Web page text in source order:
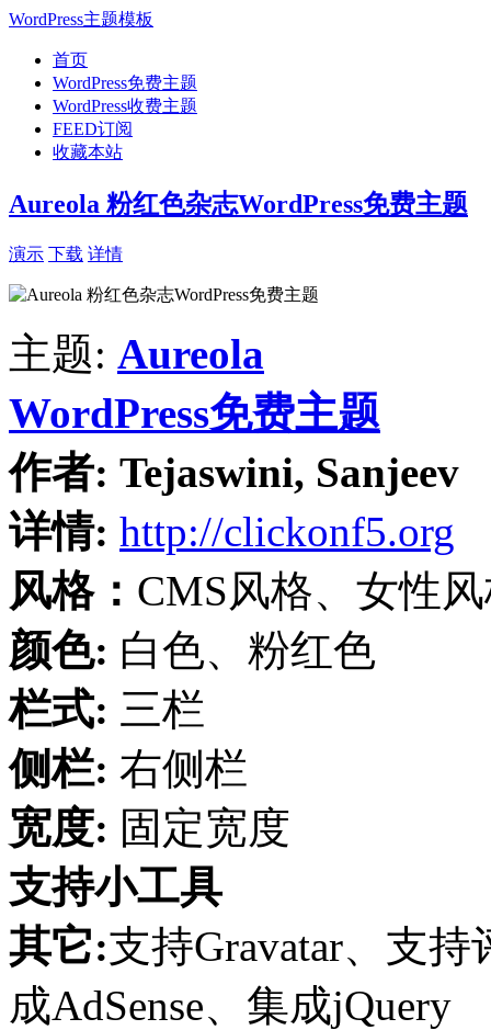
WordPress主题模板
首页
WordPress免费主题
WordPress收费主题
FEED订阅
收藏本站
Aureola 粉红色杂志WordPress免费主题
演示 下载 详情
主题: Aureola
WordPress免费主题
作者: Tejaswini, Sanjeev
详情: http://clickonf5.org
风格： CMS风格、女性
颜色: 白色、粉红色
栏式: 三栏
侧栏: 右侧栏
宽度: 固定宽度
支持小工具
其它:支持Gravatar、支
成AdSense、集成jQuery